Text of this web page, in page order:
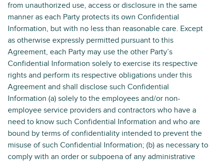
from unauthorized use, access or disclosure in the same
manner as each Party protects its own Confidential
Information, but with no less than reasonable care. Except
as otherwise expressly permitted pursuant to this
Agreement, each Party may use the other Party’s
Confidential Information solely to exercise its respective
rights and perform its respective obligations under this
Agreement and shall disclose such Confidential
Information (a) solely to the employees and/or non-
employee service providers and contractors who have a
need to know such Confidential Information and who are
bound by terms of confidentiality intended to prevent the
misuse of such Confidential Information; (b) as necessary to
comply with an order or subpoena of any administrative